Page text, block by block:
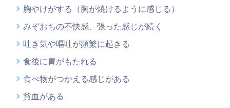
胸やけがする（胸が焼けるように感じる）
みぞおちの不快感、張った感じが続く
吐き気や嘔吐が頻繁に起きる
食後に胃がもたれる
食べ物がつかえる感じがある
貧血がある